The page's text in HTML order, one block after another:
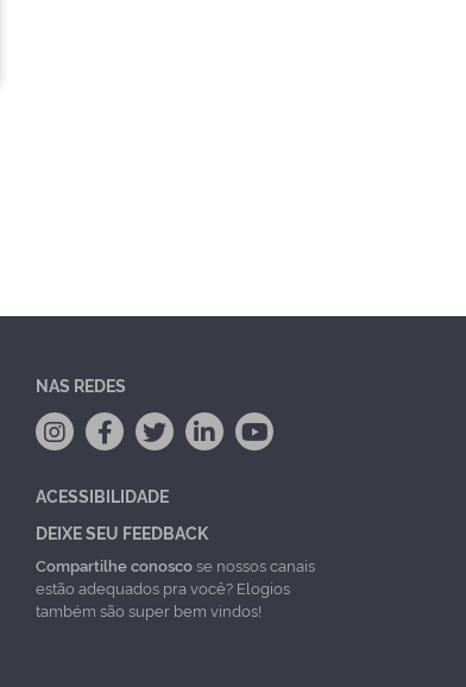
NAS REDES
ACESSIBILIDADE
DEIXE SEU FEEDBACK
Compartilhe conoscose nossos canais
estão adequados pra você? Elogios
também são super bem vindos!